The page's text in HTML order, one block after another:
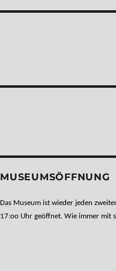
MUSEUMSÖFFNUNG
Das Museum ist wieder jeden
17:oo Uhr geöffnet. Wie immer mit